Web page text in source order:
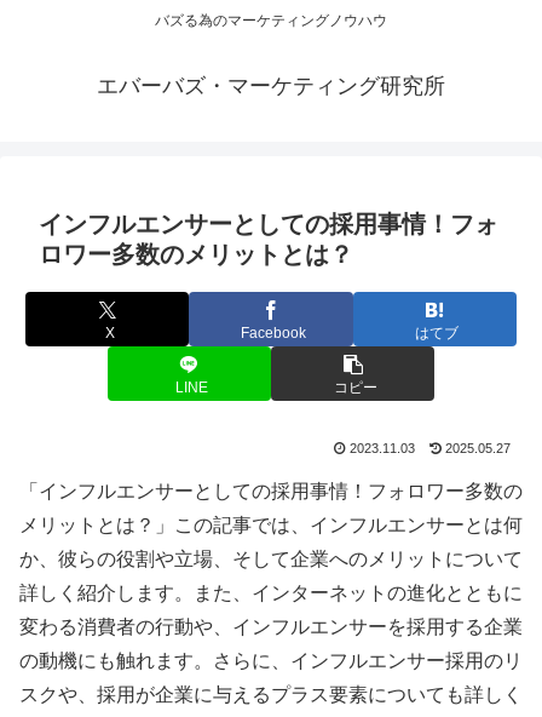
バズる為のマーケティングノウハウ
エバーバズ・マーケティング研究所
インフルエンサーとしての採用事情！フォ
ロワー多数のメリットとは？
X Facebook はてブ
LINE コピー
2023.11.03 2025.05.27
「インフルエンサーとしての採用事情！フォロワー多数の
メリットとは？」この記事では、インフルエンサーとは何
か、彼らの役割や立場、そして企業へのメリットについて
詳しく紹介します。また、インターネットの進化とともに
変わる消費者の行動や、インフルエンサーを採用する企業
の動機にも触れます。さらに、インフルエンサー採用のリ
スクや、採用が企業に与えるプラス要素についても詳しく